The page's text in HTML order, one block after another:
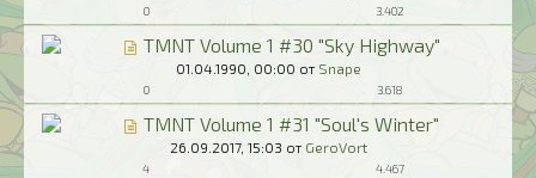
0 3.402
TMNT Volume 1 #30 "Sky Highway"
01.04.1990, 00:00 от Snape
0 3.618
TMNT Volume 1 #31 "Soul's Winter"
26.09.2017, 15:03 от GeroVort
4 4.467